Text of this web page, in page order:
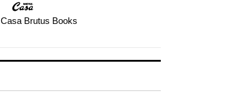
Casa Brutus Books